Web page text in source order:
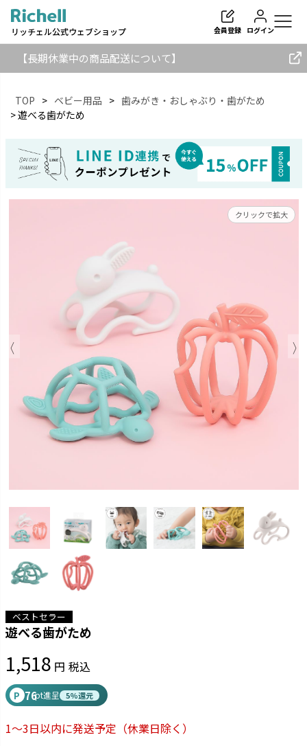
リッチェル公式ウェブショップ 会員登録 ログイン
【長期休業中の商品配送について】
TOP ベビー用品
歯みがき・おしゃぶり・歯がため
遊べる歯がため
クリックで拡大
ベストセラー
遊べる歯がため
1,518 税込
P 76pt進呈 5%還元
1～3日以内に発送予定 （休業日除く）